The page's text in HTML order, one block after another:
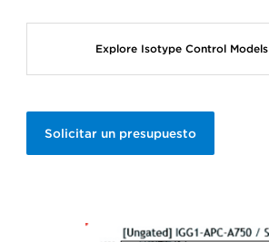
Explore Isotype Control Models
Solicitar un presupuesto